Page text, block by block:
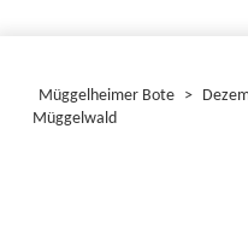
Müggelheimer Bote >
Müggelwald